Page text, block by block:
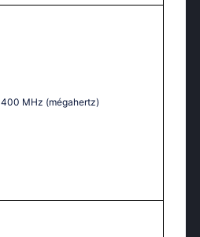
400 MHz (mégahertz)